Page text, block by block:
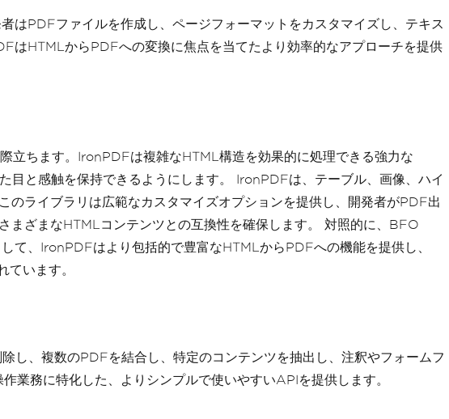
PDFファイルを作成し、ページフォーマットをカスタマイズし、テキス
はHTMLからPDFへの変換に焦点を当てたより効率的なアプローチを提供
立ちます。IronPDFは複雑なHTML構造を効果的に処理できる強力な
と感触を保持できるようにします。 IronPDFは、テーブル、画像、ハイ
ライブラリは広範なカスタマイズオプションを提供し、開発者がPDF出
まざまなHTMLコンテンツとの互換性を確保します。 対照的に、BFO
て、IronPDFはより包括的で豊富なHTMLからPDFへの機能を提供し、
います。
し、複数のPDFを結合し、特定のコンテンツを抽出し、注釈やフォームフ
務に特化した、よりシンプルで使いやすいAPIを提供します。